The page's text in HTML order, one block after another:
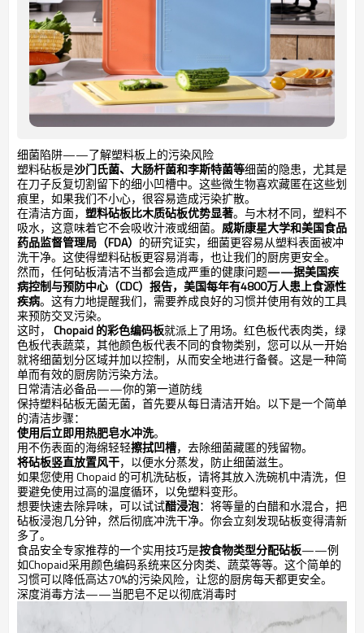
细菌陷阱——了解塑料板上的污染风险
塑料砧板是沙门氏菌、大肠杆菌和李斯特菌等细菌的隐患，尤其是
在刀子反复切割留下的细小凹槽中。这些微生物喜欢藏匿在这些划
痕里，如果我们不小心，很容易造成污染扩散。
在清洁方面， 塑料砧板比木质砧板优势显著。与木材不同，塑料不
吸水，这意味着它不会吸收汁液或细菌。 威斯康星大学和美国食品
药品监督管理局（FDA） 的研究证实，细菌更容易从塑料表面被冲
洗干净。这使得塑料砧板更容易消毒，也让我们的厨房更安全。
然而，任何砧板清洁不当都会造成严重的健康问题——据美国疾
病控制与预防中心（CDC）报告，美国每年有4800万人患上食源性
疾病。这有力地提醒我们，需要养成良好的习惯并使用有效的工具
来预防交叉污染。
这时， Chopaid 的彩色编码板就派上了用场。红色板代表肉类，绿
色板代表蔬菜，其他颜色板代表不同的食物类别，您可以从一开始
就将细菌划分区域并加以控制，从而安全地进行备餐。这是一种简
单而有效的厨房防污染方法。
日常清洁必备品——你的第一道防线
保持塑料砧板无菌无菌，首先要从每日清洁开始。以下是一个简单
的清洁步骤：
使用后立即用热肥皂水冲洗。
用不伤表面的海绵轻轻擦拭凹槽，去除细菌藏匿的残留物。
将砧板竖直放置风干，以便水分蒸发，防止细菌滋生。
如果您使用 Chopaid 的可机洗砧板，请将其放入洗碗机中清洗，但
要避免使用过高的温度循环，以免塑料变形。
想要快速去除异味，可以试试醋浸泡：将等量的白醋和水混合，把
砧板浸泡几分钟，然后彻底冲洗干净。你会立刻发现砧板变得清新
多了。
食品安全专家推荐的一个实用技巧是按食物类型分配砧板——例
如Chopaid采用颜色编码系统来区分肉类、蔬菜等等。这个简单的
习惯可以降低高达70%的污染风险，让您的厨房每天都更安全。
深度消毒方法——当肥皂不足以彻底消毒时